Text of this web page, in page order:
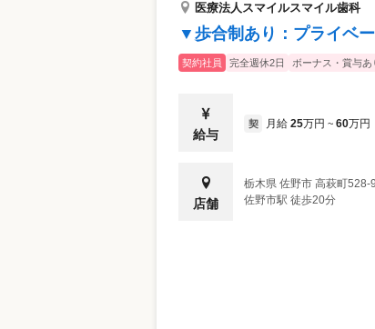
医療法人スマイルスマイル歯科
▼歩合制あり：プライベ
契約社員 完全週休2日 ボーナス・賞与あ
給与
契 月給 25万円 ~ 60万円
店舗
栃木県 佐野市 高萩町528-9
佐野市駅 徒歩20分